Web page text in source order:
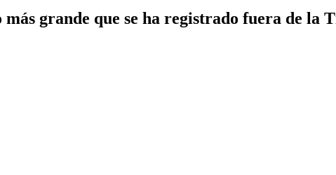
grande que se ha registrado fuera de la